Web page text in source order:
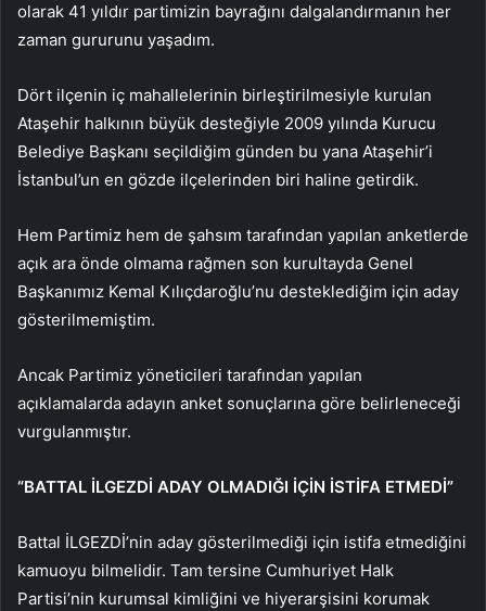
olarak 41 yıldır partimizin bayrağını dalgalandırmanın her
zaman gururunu yaşadım.
Dört ilçenin iç mahallelerinin birleştirilmesiyle kurulan
Ataşehir halkının büyük desteğiyle 2009 yılında Kurucu
Belediye Başkanı seçildiğim günden bu yana Ataşehir’i
İstanbul’un en gözde ilçelerinden biri haline getirdik.
Hem Partimiz hem de şahsım tarafından yapılan anketlerde
açık ara önde olmama rağmen son kurultayda Genel
Başkanımız Kemal Kılıçdaroğlu’nu desteklediğim için aday
gösterilmemiştim.
Ancak Partimiz yöneticileri tarafından yapılan
açıklamalarda adayın anket sonuçlarına göre belirleneceği
vurgulanmıştır.
“BATTAL İLGEZDİ ADAY OLMADIĞI İÇİN İSTİFA ETMEDİ”
Battal İLGEZDİ’nin aday gösterilmediği için istifa etmediğini
kamuoyu bilmelidir. Tam tersine Cumhuriyet Halk
Partisi’nin kurumsal kimliğini ve hiyerarşisini korumak